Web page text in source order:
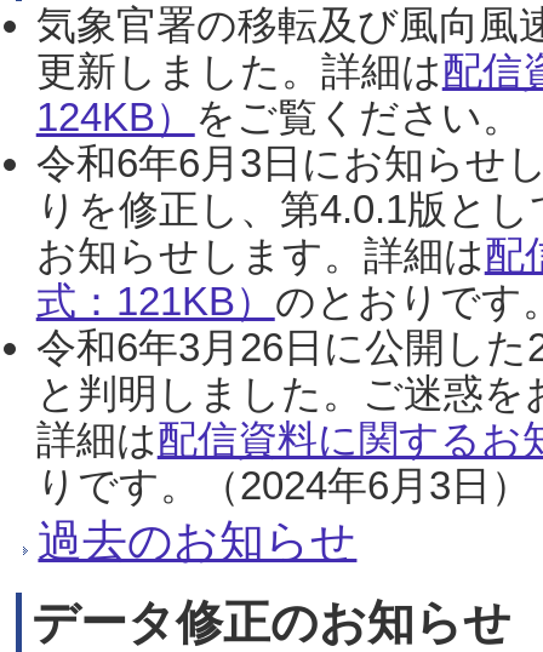
気象官署の移転及び風向風
更新しました。詳細は配信
124KB） をご覧ください。
令和6年6月3日にお知らせ
りを修正し、第4.0.1版と
お知らせします。詳細は配
式：121KB） のとおりです
令和6年3月26日に公開し
と判明しました。ご迷惑
詳細は配信資料に関するお
りです。（2024年6月3日）
過去のお知らせ
データ修正のお知らせ